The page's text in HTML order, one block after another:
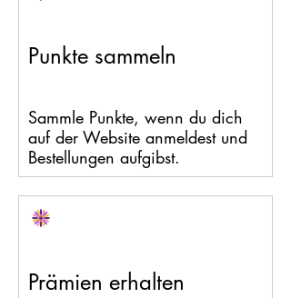
Punkte sammeln
Sammle Punkte, wenn du dich
auf der Website anmeldest und
Bestellungen aufgibst.
Prämien erhalten